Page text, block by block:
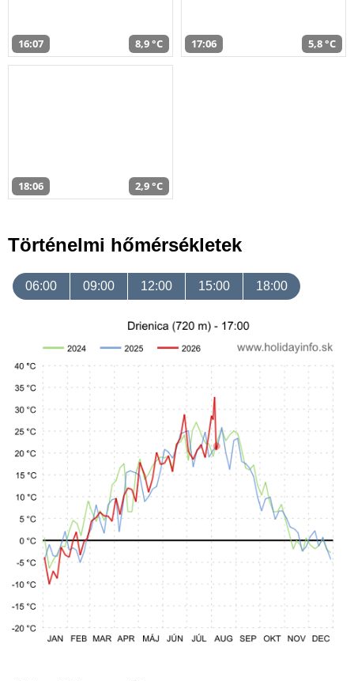
16:07 8,9 °C 17:06 5,8 °C
18:06 2,9 °C
Történelmi hőmérsékletek
06:00 09:00 12:00 15:00 18:00